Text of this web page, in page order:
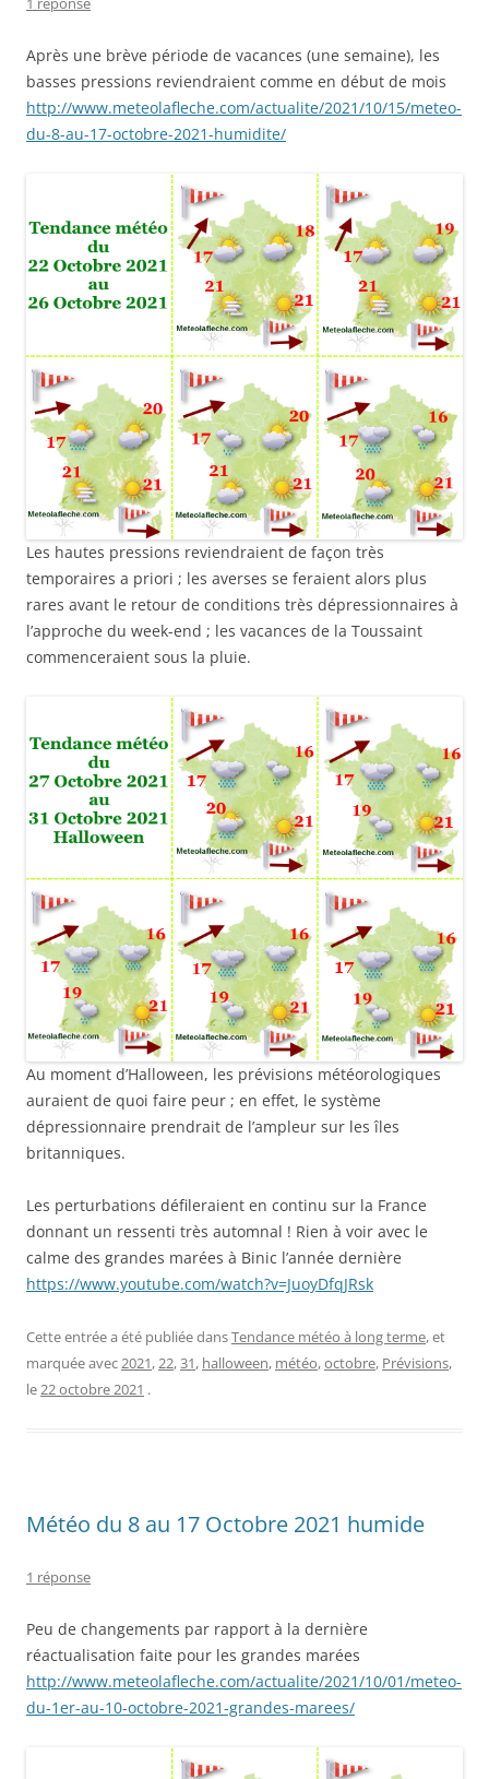
Après une brève période de vacances (une semaine), les
basses pressions reviendraient comme en début de mois
http://www.meteolafleche.com/actualite/2021/10/15/meteo-
du-8-au-17-octobre-2021-humidite/
Les hautes pressions reviendraient de façon très
temporaires a priori ; les averses se feraient alors plus
rares avant le retour de conditions très dépressionnaires à
l’approche du week-end ; les vacances de la Toussaint
commenceraient sous la pluie.
Au moment d’Halloween, les prévisions météorologiques
auraient de quoi faire peur ; en effet, le système
dépressionnaire prendrait de l’ampleur sur les îles
britanniques.
Les perturbations défileraient en continu sur la France
donnant un ressenti très automnal ! Rien à voir avec le
calme des grandes marées à Binic l’année dernière
https://www.youtube.com/watch?v=JuoyDfqJRsk
Cette entrée a été publiée dansTendance météo à long terme, et
marquée avec2021,22,31, halloween, météo,octobre, Prévisions,
le22 octobre 2021 .
Météo du 8 au 17 Octobre 2021 humide
1 réponse
Peu de changements par rapport à la dernière
réactualisation faite pour les grandes marées
http://www.meteolafleche.com/actualite/2021/10/01/meteo-
du-1er-au-10-octobre-2021-grandes-marees/